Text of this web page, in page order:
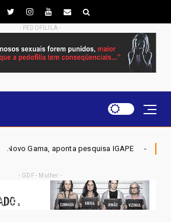
- PEDOFILILA -
IGAPE Política ELEIÇÕES DF 2026
- GDF - Mulher -